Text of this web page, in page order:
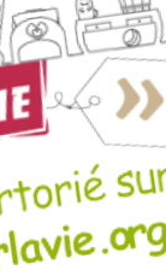
Mode : une
destructrice
Gaz au
violence
Nos autres